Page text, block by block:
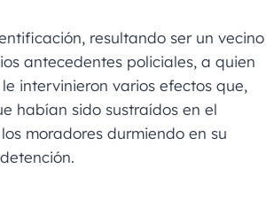
resultando ser un vecino
antecedentes policiales, a quien
intervinieron varios efectos que,
habían sido sustraídos en el
moradores durmiendo en su